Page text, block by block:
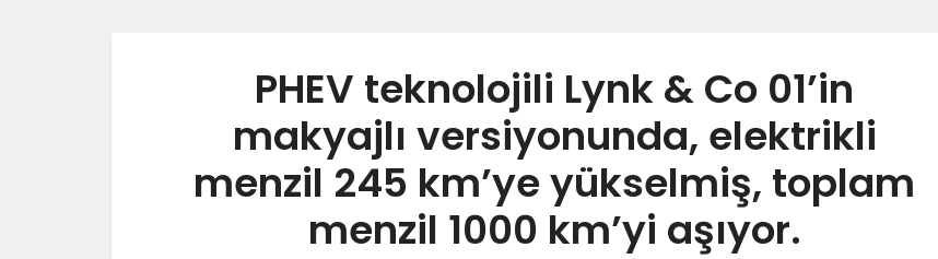
PHEV teknolojili Lynk & Co 01’in
makyajlı versiyonunda, elektrikli
menzil 245 km’ye yükselmiş, toplam
menzil 1000 km’yi aşıyor.